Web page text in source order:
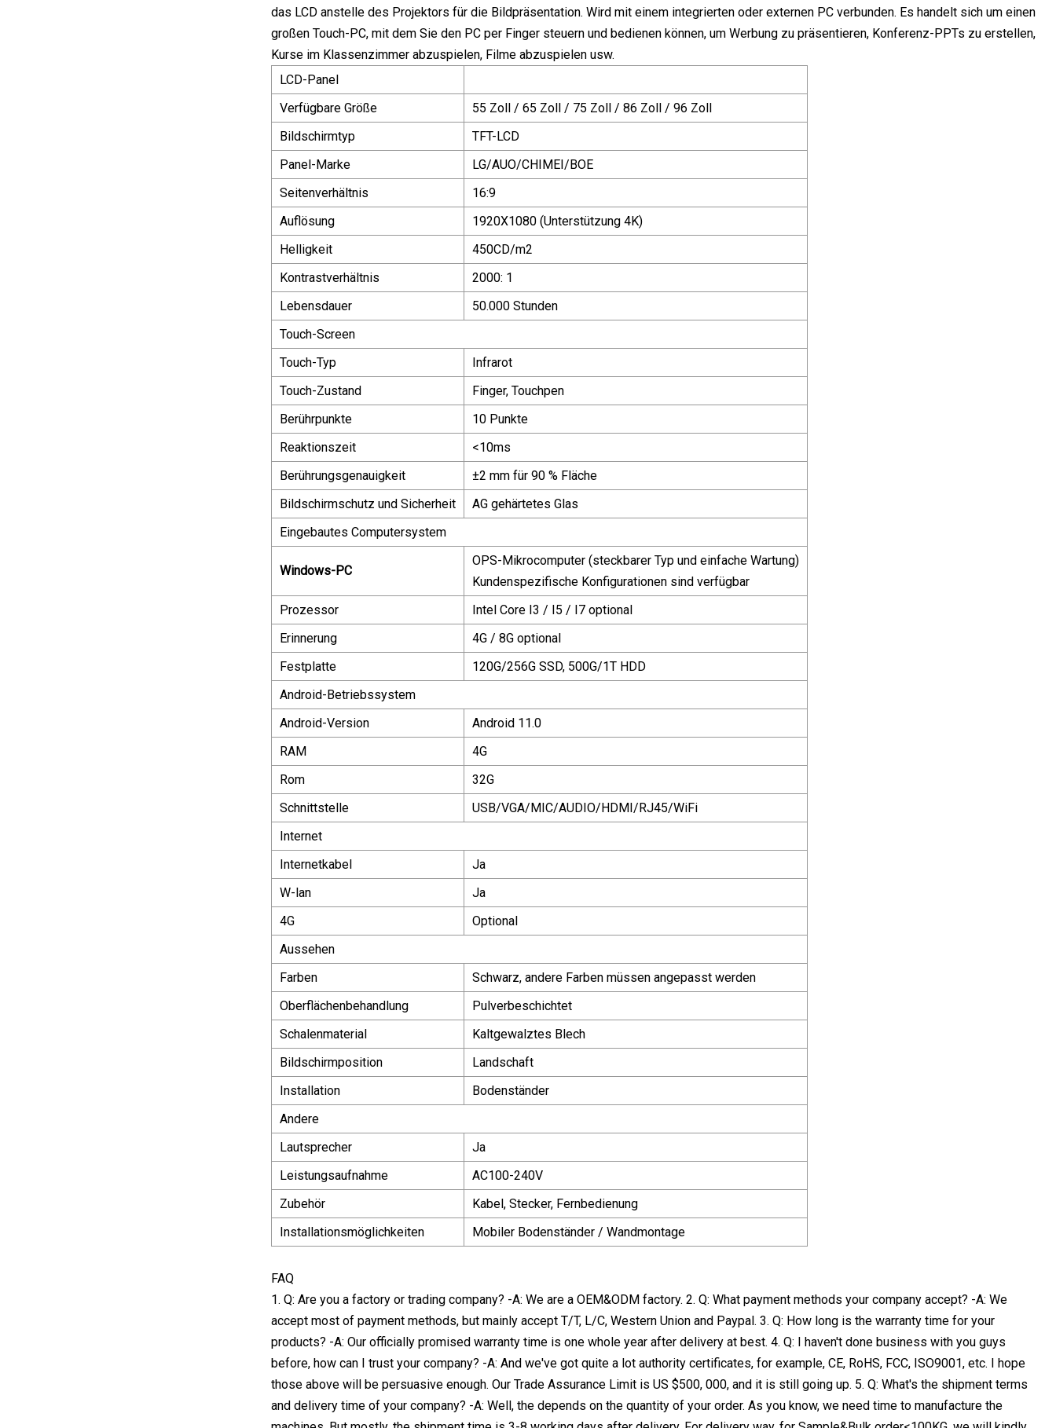
das LCD anstelle des Projektors für die Bildpräsentation. Wird mit einem integrierten oder externen PC verbunden. Es handelt sich um einen
großen Touch-PC, mit dem Sie den PC per Finger steuern und bedienen können, um Werbung zu präsentieren, Konferenz-PPTs zu erstellen,
Kurse im Klassenzimmer abzuspielen, Filme abzuspielen usw.
LCD-Panel
Verfügbare Größe
55 Zoll / 65 Zoll / 75 Zoll / 86 Zoll / 96 Zoll
Bildschirmtyp
TFT-LCD
Panel-Marke
LG/AUO/CHIMEI/BOE
Seitenverhältnis
16:9
Auflösung
1920X1080 (Unterstützung 4K)
Helligkeit
450CD/m2
Kontrastverhältnis
2000: 1
Lebensdauer
50.000 Stunden
Touch-Screen
Touch-Typ
Infrarot
Touch-Zustand
Finger, Touchpen
Berührpunkte
10 Punkte
Reaktionszeit
<10ms
Berührungsgenauigkeit
±2 mm für 90 % Fläche
Bildschirmschutz und Sicherheit
AG gehärtetes Glas
Eingebautes Computersystem
Windows-PC
OPS-Mikrocomputer (steckbarer Typ und einfache Wartung)
Kundenspezifische Konfigurationen sind verfügbar
Prozessor
Intel Core I3 / I5 / I7 optional
Erinnerung
4G / 8G optional
Festplatte
120G/256G SSD, 500G/1T HDD
Android-Betriebssystem
Android-Version
Android 11.0
RAM
4G
Rom
32G
Schnittstelle
USB/VGA/MIC/AUDIO/HDMI/RJ45/WiFi
Internet
Internetkabel
Ja
W-lan
Ja
4G
Optional
Aussehen
Farben
Schwarz, andere Farben müssen angepasst werden
Oberflächenbehandlung
Pulverbeschichtet
Schalenmaterial
Kaltgewalztes Blech
Bildschirmposition
Landschaft
Installation
Bodenständer
Andere
Lautsprecher
Ja
Leistungsaufnahme
AC100-240V
Zubehör
Kabel, Stecker, Fernbedienung
Installationsmöglichkeiten
Mobiler Bodenständer / Wandmontage
FAQ
1. Q: Are you a factory or trading company? -A: We are a OEM&ODM factory. 2. Q: What payment methods your company accept? -A: We
accept most of payment methods, but mainly accept T/T, L/C, Western Union and Paypal. 3. Q: How long is the warranty time for your
products? -A: Our officially promised warranty time is one whole year after delivery at best. 4. Q: I haven't done business with you guys
before, how can I trust your company? -A: And we've got quite a lot authority certificates, for example, CE, RoHS, FCC, ISO9001, etc. I hope
those above will be persuasive enough. Our Trade Assurance Limit is US $500, 000, and it is still going up. 5. Q: What's the shipment terms
and delivery time of your company? -A: Well, the depends on the quantity of your order. As you know, we need time to manufacture the